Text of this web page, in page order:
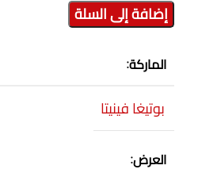
إضافة إلى السلة
الماركة
بوتيغا فينيتا
العرض